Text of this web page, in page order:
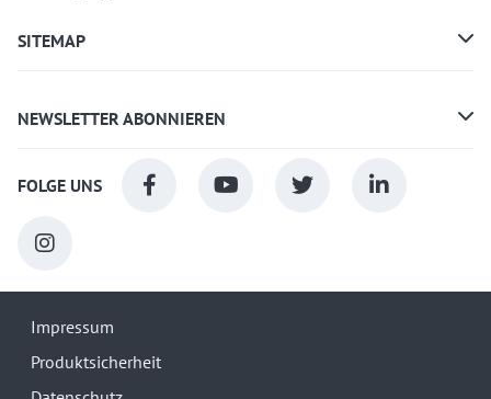
SITEMAP
NEWSLETTER ABONNIEREN
FOLGE UNS
Impressum
Produktsicherheit